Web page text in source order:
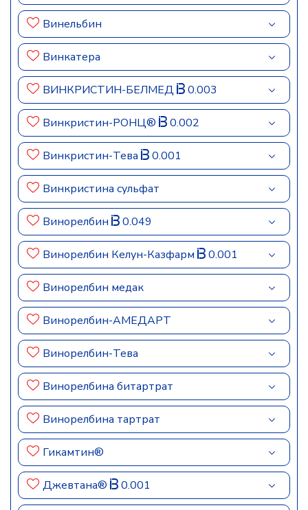
Винельбин
Винкатера
ВИНКРИСТИН-БЕЛМЕД 0.003
Винкристин-РОНЦ® 0.002
Винкристин-Тева 0.001
Винкристина сульфат
Винорелбин 0.049
Винорелбин Келун-Казфарм 0.001
Винорелбин медак
Винорелбин-АМЕДАРТ
Винорелбин-Тева
Винорелбина битартрат
Винорелбина тартрат
Гикамтин®
Джевтана® 0.001